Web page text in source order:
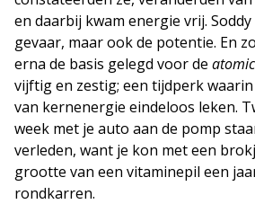
en daarbij kwam energie vrij.
gevaar, maar ook de potentie. En
erna de basis gelegd voor de
vijftig en zestig; een tijdperk
van kernenergie eindeloos leken.
week met je auto aan de pomp
verleden, want je kon met een
grootte van een vitaminepil een
rondkarren.